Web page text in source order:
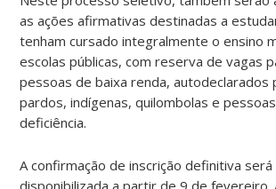
as ações afirmativas destinadas a
tenham cursado integralmente o ensino
escolas públicas, com reserva de vagas
pessoas de baixa renda, autodeclarados
pardos, indígenas, quilombolas e
deficiência.
A confirmação de inscrição definitiva será
disponibilizada a partir de 9 de fevereiro.